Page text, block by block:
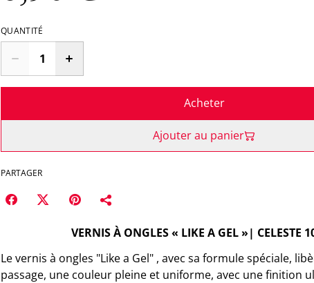
QUANTITÉ
Acheter
Ajouter au panier
PARTAGER
VERNIS À ONGLES « LIKE A GEL »| CELESTE
Le vernis à ongles "Like a Gel" , avec sa formule spéciale,
passage, une couleur pleine et uniforme, avec une finition